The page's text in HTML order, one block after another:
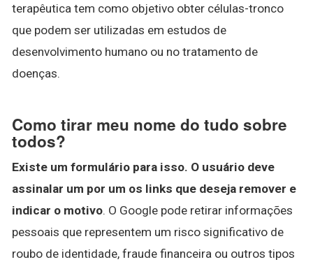
terapêutica tem como objetivo obter células-tronco
que podem ser utilizadas em estudos de
desenvolvimento humano ou no tratamento de
doenças.
Como tirar meu nome do tudo sobre
todos?
Existe um formulário para isso. O usuário deve
assinalar um por um os links que deseja remover e
indicar o motivo. O Google pode retirar informações
pessoais que representem um risco significativo de
roubo de identidade, fraude financeira ou outros tipos